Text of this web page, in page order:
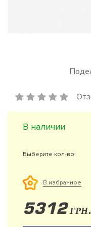
В наличии
Выберите кол-во:
В избранное
5312 ГРН.